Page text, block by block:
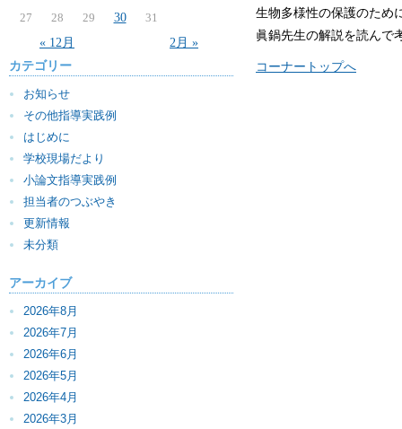
« 12月 2月 »
27
28 29 30 31
カテゴリー
お知らせ
その他指導実践例
はじめに
学校現場だより
小論文指導実践例
担当者のつぶやき
更新情報
未分類
アーカイブ
2026年8月
2026年7月
2026年6月
2026年5月
2026年4月
2026年3月
生物多様性の保護のため
眞鍋先生の解説を読んで
コーナートップへ